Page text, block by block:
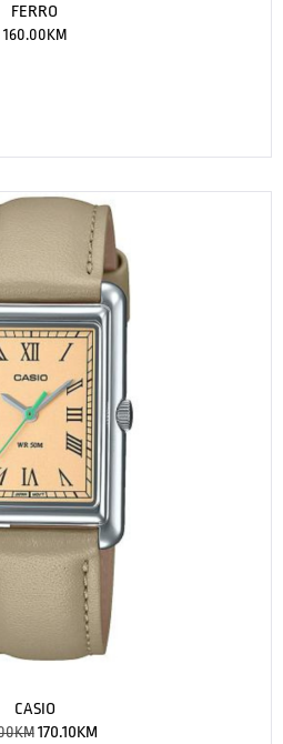
FERRO
160.00KM
CASIO
KM 170.10KM